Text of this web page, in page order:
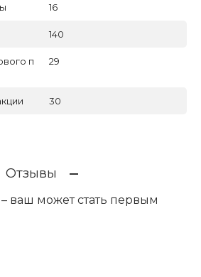
16
140
п
29
30
Отзывы
ваш может стать первым